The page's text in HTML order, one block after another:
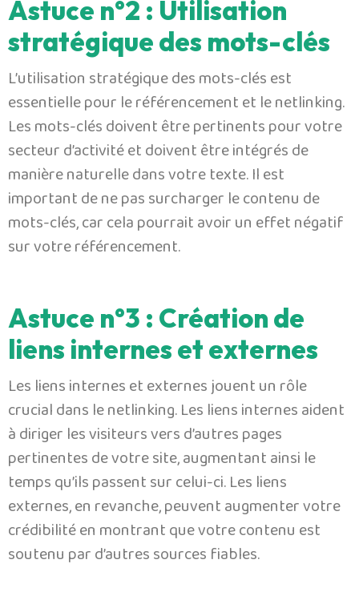
Astuce n°2 : Utilisation
stratégique des mots-clés
L’utilisation stratégique des mots-clés est
essentielle pour le référencement et le netlinking.
Les mots-clés doivent être pertinents pour votre
secteur d’activité et doivent être intégrés de
manière naturelle dans votre texte. Il est
important de ne pas surcharger le contenu de
mots-clés, car cela pourrait avoir un effet négatif
sur votre référencement.
Astuce n°3 : Création de
liens internes et externes
Les liens internes et externes jouent un rôle
crucial dans le netlinking. Les liens internes aident
à diriger les visiteurs vers d’autres pages
pertinentes de votre site, augmentant ainsi le
temps qu’ils passent sur celui-ci. Les liens
externes, en revanche, peuvent augmenter votre
crédibilité en montrant que votre contenu est
soutenu par d’autres sources fiables.